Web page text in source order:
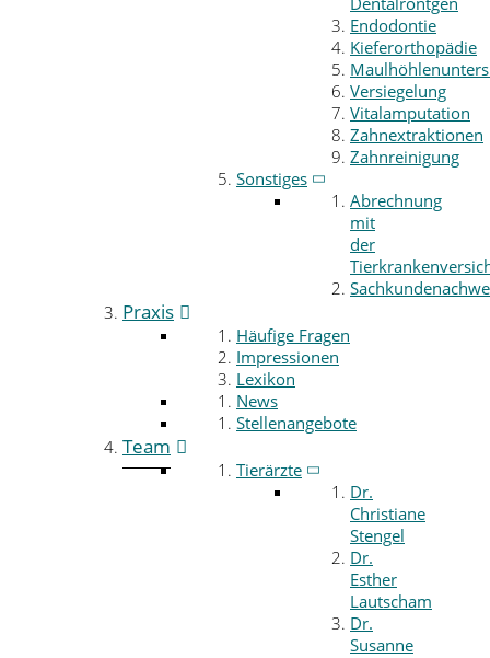
Endodontie
Kieferorthopädie
Versiegelung
Vitalamputation
Zahnextraktionen
Zahnreinigung
Sonstiges
Abrechnung
mit
der
Praxis
Häufige Fragen
Impressionen
Lexikon
News
Stellenangebote
Team
Tierärzte
Dr.
Christiane
Stengel
Dr.
Esther
Lautscham
Dr.
Susanne